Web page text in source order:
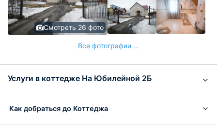
Смотреть 26 фото
Все фотографии ...
Услуги в коттедже На Юбилейной 2Б
Как добраться до Коттеджа